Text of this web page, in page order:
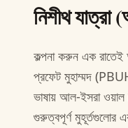
নিশীথ
কল্পনা করুন এক রাতেই
প্রফেট মুহাম্মদ
ভাষায় আল-ইসরা ওয়াল
গুরুত্বপূর্ণ মুহূর্তগুলোর